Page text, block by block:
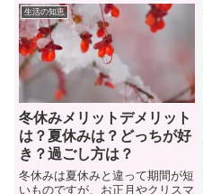
生活の知恵
冬休みメリットデメリット
は？夏休みは？どっちが好
き？過ごし方は？
冬休みは夏休みと違って期間が短
いものですが、お正月やクリスマ